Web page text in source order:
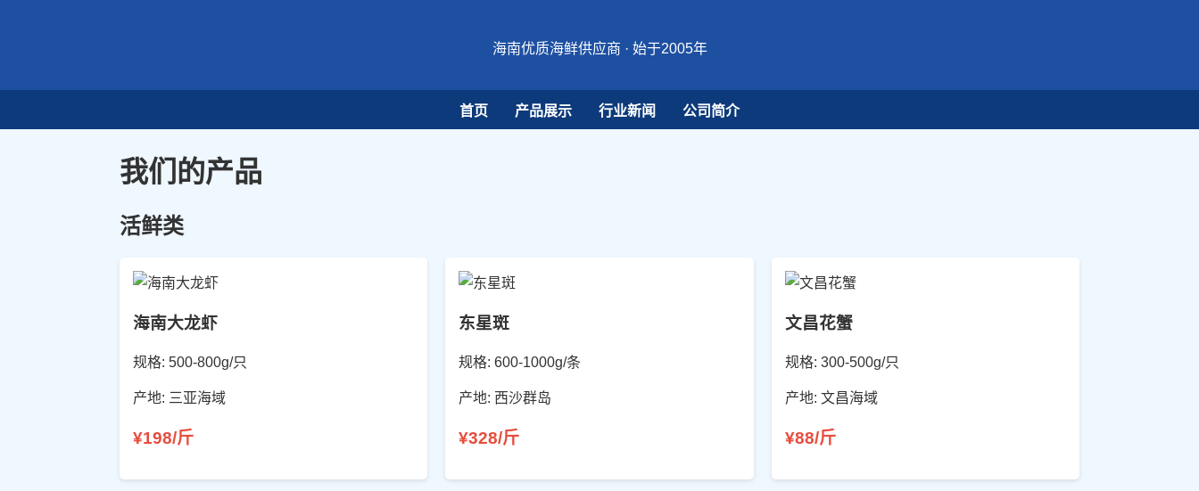
海南优质海鲜供应商 · 始于2005年
首页 产品展示 行业新闻 公司简介
我们的产品
活鲜类
海南大龙虾
规格: 500-800g/只
产地: 三亚海域
¥198/斤
东星斑
规格: 600-1000g/条
产地: 西沙群岛
¥328/斤
文昌花蟹
规格: 300-500g/只
产地: 文昌海域
¥88/斤